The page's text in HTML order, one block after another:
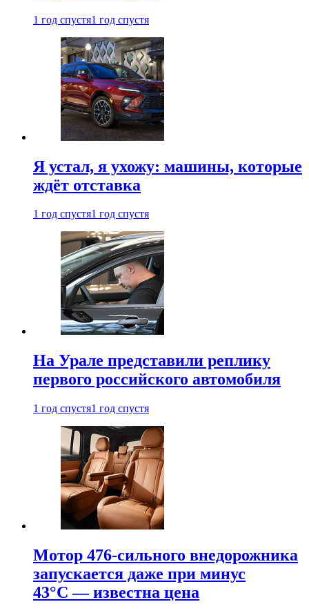
1 год спустя1 год спустя
Я устал, я ухожу: машины, которые
ждёт отставка
1 год спустя1 год спустя
На Урале представили реплику
первого российского автомобиля
1 год спустя1 год спустя
Мотор 476-сильного внедорожника
запускается даже при минус
43°С — известна цена